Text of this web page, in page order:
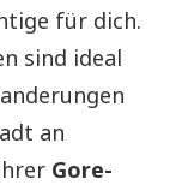
für dich.
sind ideal
an
Gore-